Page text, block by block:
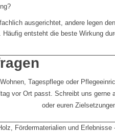
ausgerichtet, andere legen
entsteht die beste Wirkung
Tagespflege oder
vor Ort passt. Schreibt uns gerne
oder euren
Fördermaterialien und Erlebnisse